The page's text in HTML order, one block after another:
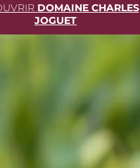
DOMAINE CHARLES
JOGUET